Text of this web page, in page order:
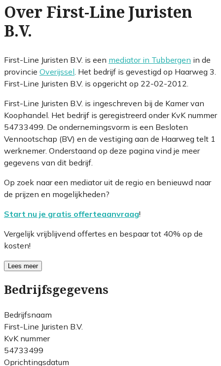
Over First-Line Juristen
B.V.
First-Line Juristen B.V. is een mediator in Tubbergen in de
provincie Overijssel . Het bedrijf is gevestigd op Haarweg 3.
First-Line Juristen B.V. is opgericht op 22-02-2012.
First-Line Juristen B.V. is ingeschreven bij de Kamer van
Koophandel. Het bedrijf is geregistreerd onder KvK nummer
54733499. De ondernemingsvorm is een Besloten
Vennootschap (BV) en de vestiging aan de Haarweg telt 1
werknemer. Onderstaand op deze pagina vind je meer
gegevens van dit bedrijf.
Op zoek naar een mediator uit de regio en benieuwd naar
de prijzen en mogelijkheden?
Start nu je gratis offerteaanvraag!
Vergelijk vrijblijvend offertes en bespaar tot 40% op de
kosten!
Lees meer
Bedrijfsgegevens
Bedrijfsnaam
First-Line Juristen B.V.
KvK nummer
54733499
Oprichtingsdatum